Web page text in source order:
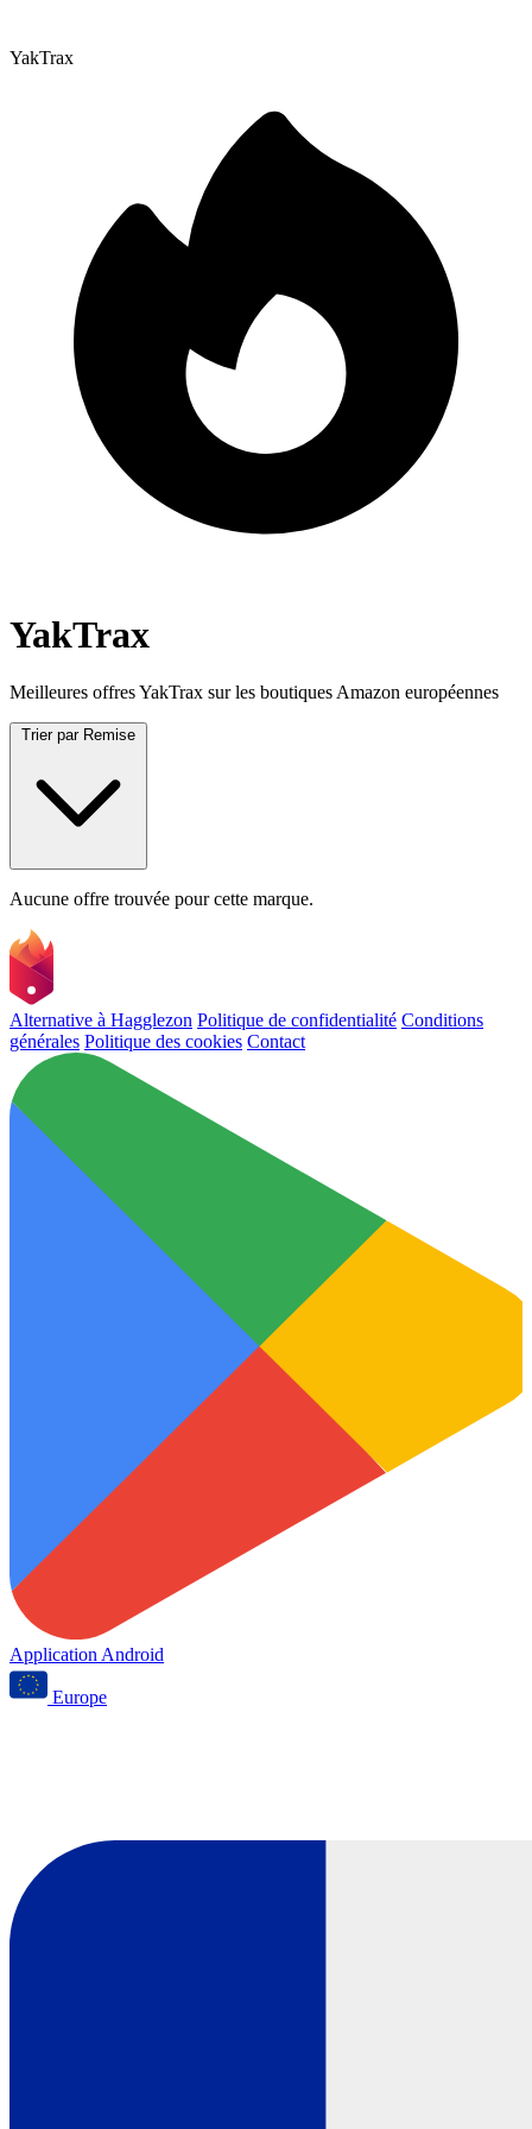
YakTrax
YakTrax
Meilleures offres YakTrax sur les boutiques Amazon européennes
Trier par Remise
Aucune offre trouvée pour cette marque.
Alternative à Hagglezon Politique de confidentialité Conditions
générales Politique des cookies Contact
Application Android
Europe